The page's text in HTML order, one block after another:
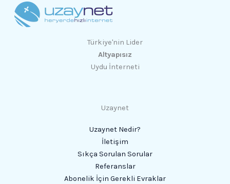
Türkiye'nin Lider
Altyapısız
Uydu İnterneti
Uzaynet
Uzaynet Nedir?
İletişim
Sıkça Sorulan Sorular
Referanslar
Abonelik İçin Gerekli Evraklar